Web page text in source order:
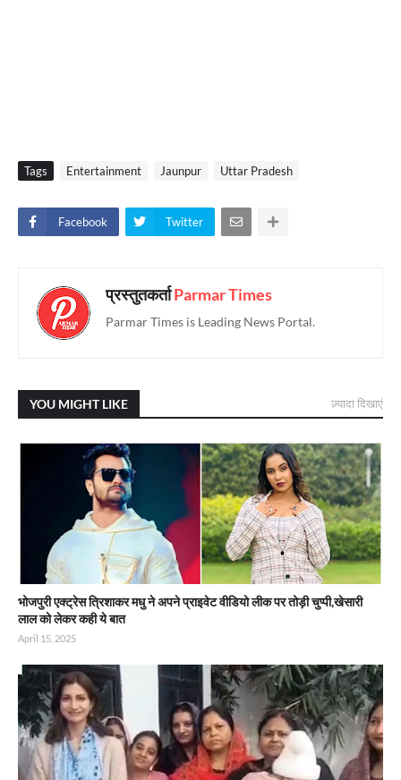
Tags Entertainment Jaunpur Uttar Pradesh
Facebook Twitter
प्रस्तुतकर्ताParmar Times
Parmar Times is Leading News Portal.
YOU MIGHT LIKE ज़्यादा दिखाएं
भोजपुरी एक्ट्रेस त्रिशाकर मधु ने अपने प्राइवेट वीडियो लीक पर तोड़ी चुप्पी,खेसारी
लाल को लेकर कही ये बात
April 15, 2025